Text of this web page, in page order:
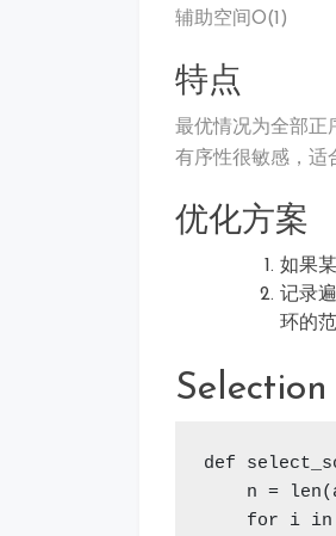
辅助空间O(1)
特点
最优情况为全部正
有序性很敏感，适
优化方案
如果
记录
环的范
def
n =
for i